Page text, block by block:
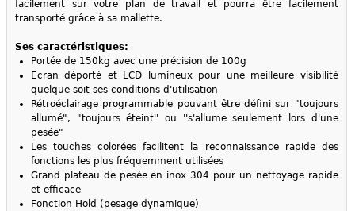
facilement sur votre plan de travail et pourra être facilement
transporté grâce à sa mallette.
Ses caractéristiques:
Portée de 150kg avec une précision de 100g
Ecran déporté et LCD lumineux pour une meilleure visibilité
quelque soit ses conditions d'utilisation
Rétroéclairage programmable pouvant être défini sur "toujours
allumé", "toujours éteint'' ou ''s'allume seulement lors d'une
pesée"
Les touches colorées facilitent la reconnaissance rapide des
fonctions les plus fréquemment utilisées
Grand plateau de pesée en inox 304 pour un nettoyage rapide
et efficace
Fonction Hold (pesage dynamique)